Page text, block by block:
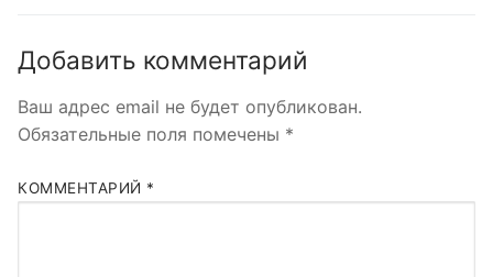
Добавить комментарий
Ваш адрес email не будет опубликован.
Обязательные поля помечены *
КОММЕНТАРИЙ *